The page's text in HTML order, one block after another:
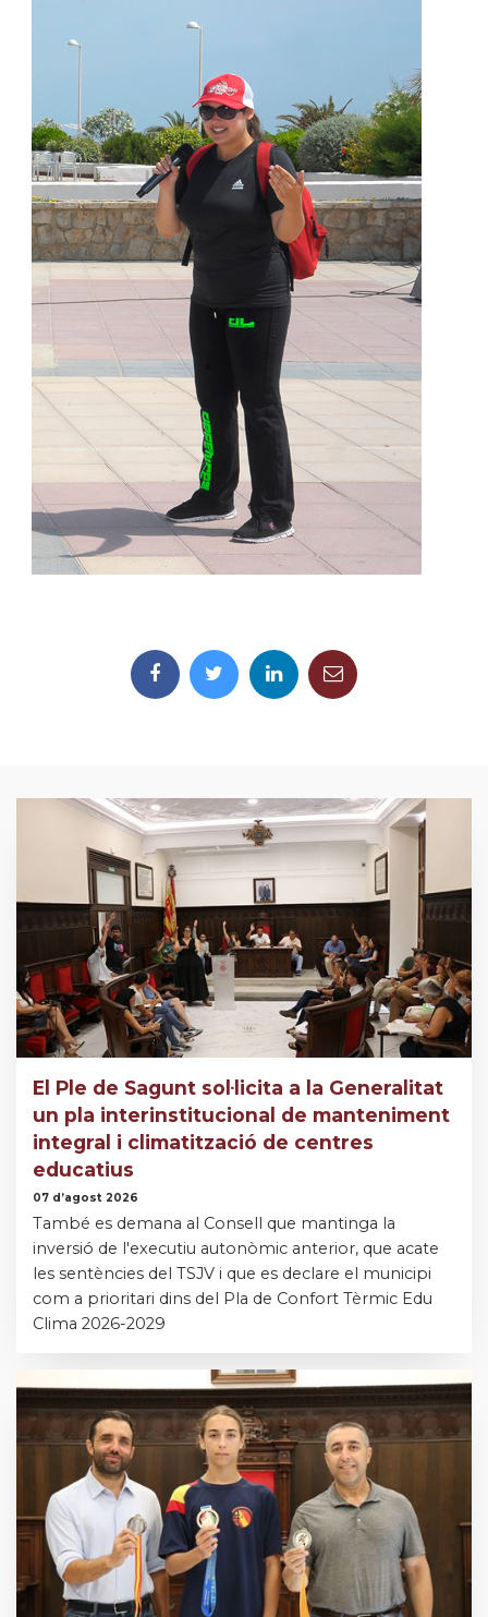
El Ple de Sagunt sol·licita a la Generalitat
un pla interinstitucional de manteniment
integral i climatització de centres
educatius
07 d’agost 2026
També es demana al Consell que mantinga la
inversió de l'executiu autonòmic anterior, que acate
les sentències del TSJV i que es declare el municipi
com a prioritari dins del Pla de Confort Tèrmic Edu
Clima 2026-2029